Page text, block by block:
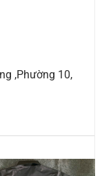
,Phường 10,